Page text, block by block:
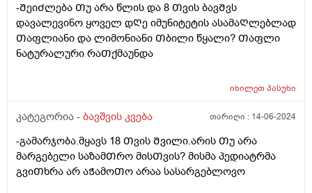
და საკვებისთვის მიყოლება ვერ ვასწავლე. უმეტესად
არც არაფერს აყოლებს პურს და არც დამანაყრებელ
საჭმელს ჭამს, მოშივდება, მივა სალათის ფოთლებს
ჭამს, მერე კიდევ მოშივდება, ახლა ბულგარულ
მირჩიეთ რამე, ან მითხარით ეს ნორმაა? დატანჯული
სამზარეულოდან ვერ გამოვდივარ მთელი დღე.
-ᲨეიᲫლება Თუ არა წლის და 8 Თვის ბავᲨვს
დავალევინო ყოველ დᲦე იმუნიტეტის ასამაᲦლებლად
Თაფლიანი და ლიმონიანი Თბილი წყალი? Თაფლი
ნატურალური რაᲗქმაუნდა
იხილეთპასუხი
კატეგორია - ბავშვის კვება თარიღი : 14-06-2024
-გამარჯობა.მყავს 18 Თვის Შვილი.არის Თუ არა
მარგებელი საზამᲗრო მისᲗვის? მისმა პედიატრმა
გვიᲗხრა არ აᲭამოᲗო არაა სასარგებლოვო